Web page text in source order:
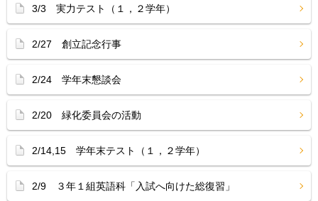
3/3 実力テスト（１，２学年）
2/27 創立記念行事
2/24 学年末懇談会
2/20 緑化委員会の活動
2/14,15 学年末テスト（１，２学年）
2/9 ３年１組英語科「入試へ向けた総復習」